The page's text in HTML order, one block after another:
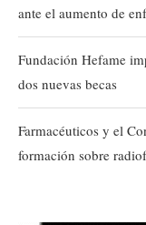
ante el aumento de
Fundación Hefame
dos nuevas becas
Farmacéuticos y el
formación sobre